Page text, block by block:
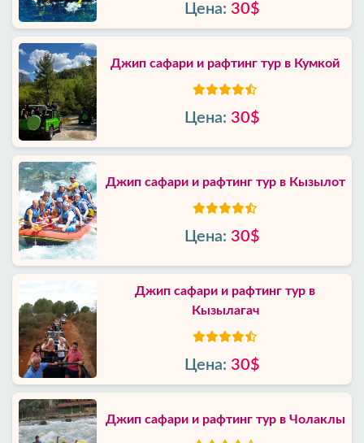
Цена: 30$
Джип сафари и рафтинг тур в Кумкой
Цена: 30$
Джип сафари и рафтинг тур в Кызылот
Цена: 30$
Джип сафари и рафтинг тур в
Кызылагач
Цена: 30$
Джип сафари и рафтинг тур в Чолаклы